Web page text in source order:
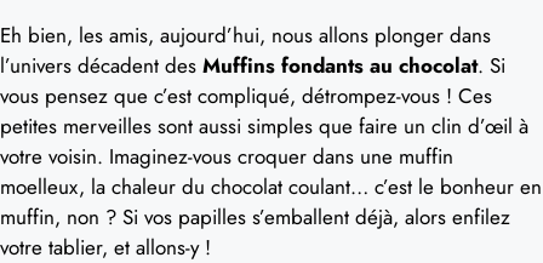
Eh bien, les amis, aujourd’hui, nous allons plonger dans
l’univers décadent des Muffins fondants au chocolat. Si
vous pensez que c’est compliqué, détrompez-vous ! Ces
petites merveilles sont aussi simples que faire un clin d’œil à
votre voisin. Imaginez-vous croquer dans une muffin
moelleux, la chaleur du chocolat coulant… c’est le bonheur en
muffin, non ? Si vos papilles s’emballent déjà, alors enfilez
votre tablier, et allons-y !